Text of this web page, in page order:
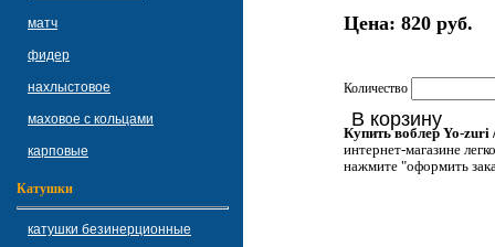
матч
фидер
нахлыстовое
маховое с кольцами
карповые
Катушки
катушки безинерционные
Цена: 820 руб.
Количество
В корзину
Купить воблер Yo-
интернет-магазине
нажмите "оформить